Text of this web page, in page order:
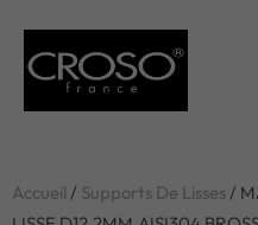
Accueil / Supports De Lisses/